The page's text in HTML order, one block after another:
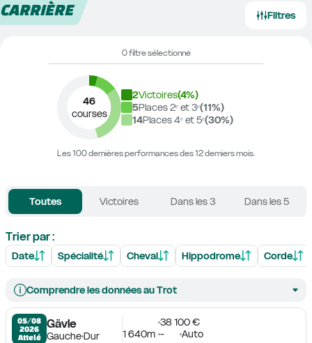
CARRIÈRE Filtres
0 filtre sélectionné
46
courses
2Victoires(4%)
5Places 2ᵉ et 3ᵉ(11%)
14Places 4ᵉ et 5ᵉ(30%)
Les 100 dernières performances des 12 derniers mois.
Toutes Victoires Dans les 3 Dans les 5
Trier par :
Date Spécialité Cheval Hippodrome Corde
Comprendre les données au Trot
05/08
2026
Attelé
Gävle
GaucheDur
38 100 €
1 640m - Auto